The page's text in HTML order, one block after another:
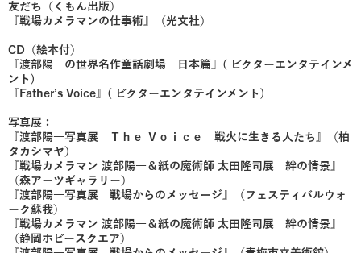
友だち（くもん出版）
『戦場カメラマンの仕事術』（光文社）
CD（絵本付）
『渡部陽一の世界名作童話劇場 日本篇』( ビクターエンタテインメ
ント)
『Father’s Voice』( ビクターエンタテインメント)
写真展：
『渡部陽一写真展 Ｔｈｅ Ｖｏｉｃｅ 戦火に生きる人たち』（柏
タカシマヤ）
『戦場カメラマン 渡部陽一＆紙の魔術師 太田隆司展 絆の情景』
（森アーツギャラリー）
『渡部陽一写真展 戦場からのメッセージ』（フェスティバルウォ
ーク蘇我）
『戦場カメラマン 渡部陽一＆紙の魔術師 太田隆司展 絆の情景』
（静岡ホビースクエア）